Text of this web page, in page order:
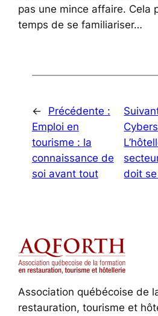
pas une mince affaire. Cela
temps de se familiariser…
←
Précédente :
Emploi en
tourisme : la
connaissance de
soi avant tout
doit
Association québécoise de
restauration, tourisme et